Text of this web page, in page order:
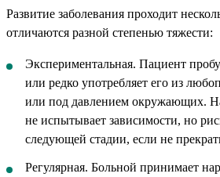
Развитие заболевания проходит
отличаются разной степенью тяжести:
Экспериментальная. Пациент
или редко употребляет его из
или под давлением окружающих.
не испытывает зависимости, но
следующей стадии, если не
Регулярная. Больной принимает